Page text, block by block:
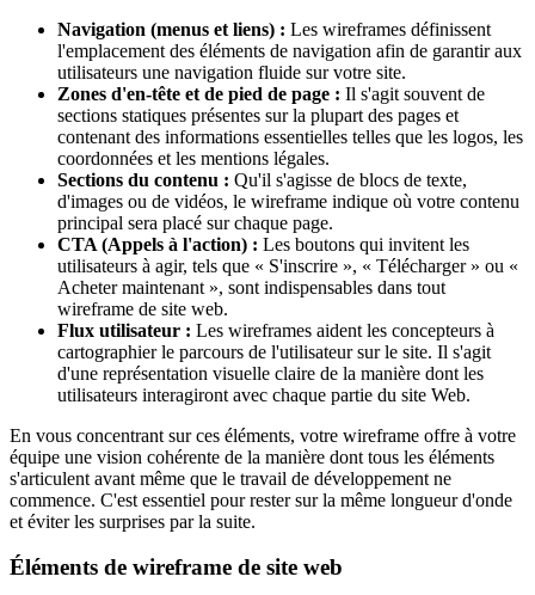
Navigation (menus et liens) : Les wireframes définissent
l'emplacement des éléments de navigation afin de garantir aux
utilisateurs une navigation fluide sur votre site.
Zones d'en-tête et de pied de page : Il s'agit souvent de
sections statiques présentes sur la plupart des pages et
contenant des informations essentielles telles que les logos, les
coordonnées et les mentions légales.
Sections du contenu : Qu'il s'agisse de blocs de texte,
d'images ou de vidéos, le wireframe indique où votre contenu
principal sera placé sur chaque page.
CTA (Appels à l'action) : Les boutons qui invitent les
utilisateurs à agir, tels que « S'inscrire », « Télécharger » ou «
Acheter maintenant », sont indispensables dans tout
wireframe de site web.
Flux utilisateur : Les wireframes aident les concepteurs à
cartographier le parcours de l'utilisateur sur le site. Il s'agit
d'une représentation visuelle claire de la manière dont les
utilisateurs interagiront avec chaque partie du site Web.
En vous concentrant sur ces éléments, votre wireframe offre à votre
équipe une vision cohérente de la manière dont tous les éléments
s'articulent avant même que le travail de développement ne
commence. C'est essentiel pour rester sur la même longueur d'onde
et éviter les surprises par la suite.
Éléments de wireframe de site web